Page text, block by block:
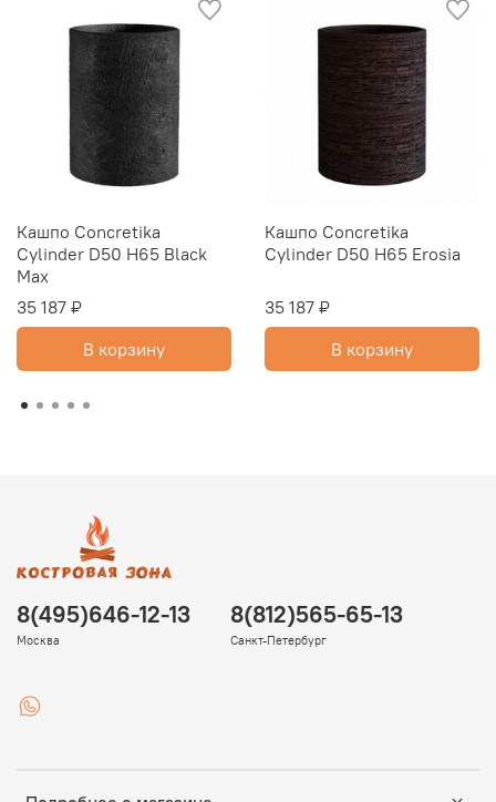
Кашпо Concretika
Cylinder D50 H65 Black
Max
35 187 ₽
В корзину
Кашпо Concretika
Cylinder D50 H65 Erosia
35 187 ₽
В корзину
8(495)646-12-13
Москва
8(812)565-65-13
Санкт-Петербург